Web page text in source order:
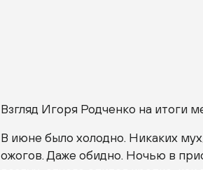
Взгляд Игоря Родченко на итоги
В июне было холодно. Никаких
ожогов. Даже обидно. Ночью в